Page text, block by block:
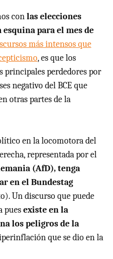
conlas elecciones
para el mes de
más intensos que
, es que los
principales perdedores por
negativo del BCE que
otras partes de la
en la locomotora del
representada por el
(AfD), tenga
en el Bundestag
Un discurso que puede
puesexiste en la
los peligros de la
que se dio en la